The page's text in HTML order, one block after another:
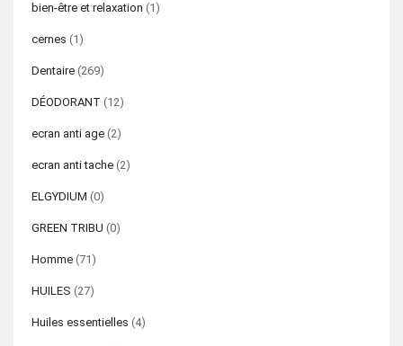
bien-être et relaxation (1)
cernes (1)
Dentaire (269)
DÉODORANT (12)
ecran anti age (2)
ecran anti tache (2)
ELGYDIUM (0)
GREEN TRIBU (0)
Homme (71)
HUILES (27)
Huiles essentielles (4)